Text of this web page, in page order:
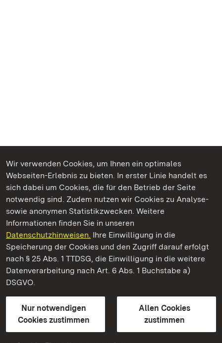
Wir verwenden Cookies, um Ihnen ein optimales
Webseiten-Erlebnis zu bieten. In erster Linie handelt es
sich dabei um Cookies, die für den Betrieb der Seite
notwendig sind. Zudem nutzen wir Cookies zu Analyse-
sowie anonymen Statistikzwecken. Weitere
Informationen finden Sie in unseren
Datenschutzhinweisen. Ihre Einwilligung in die
Speicherung der Cookies und den Zugriff darauf erfolgt
nach § 25 Abs. 1 TTDSG, die Einwilligung in die weitere
Datenverarbeitung nach Art. 6 Abs. 1 Buchstabe a)
DSGVO.
Nur notwendigen
Cookies zustimmen
Allen Cookies
zustimmen
Kommen. Staunen. Genießen.
Staatliche Schlösser und Gärten Baden‑Württemberg
Staatliche Schlösser und Gärten Baden-Württemberg
Kontakt
GebärdenspracheLeichte Sprache
Erklärung zur Barrierefreiheit
BITV-konform (geprüfte Seiten)